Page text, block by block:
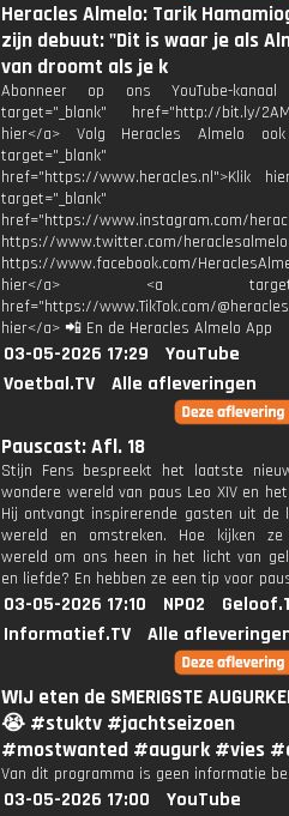
Heracles Almelo: Tarik
zijn debuut: "Dit is waar je als
van droomt als je k
Abonneer op ons YouTube-
target="_blank" href="http://bit.ly/
hier</a> Volg Heracles Almelo
target="_blank"
href="https://www.heracles.nl">Klik
target="_blank"
href="https://www.instagram.com/
https://www.twitter.com/heraclesalmelo
https://www.facebook.com/
hier</a> <a
href="https://www.TikTok.com/
hier</a> 📲 En de Heracles Almelo App
03-05-2026 17:29
YouTube
Voetbal.TV
Alle afleveringen
Pauscast: Afl. 18
Stijn Fens bespreekt het laatste
wondere wereld van paus Leo XIV en
Hij ontvangt inspirerende gasten uit de
wereld en omstreken. Hoe kijken
wereld om ons heen in het licht van
en liefde? En hebben ze een tip voor
03-05-2026 17:10 NPO2
Informatief.TV
Alle
WIJ eten de SMERIGSTE
😭 #stuktv #jachtseizoen
#mostwanted #augurk #vies
Van dit programma is geen informatie
03-05-2026 17:00
YouTube